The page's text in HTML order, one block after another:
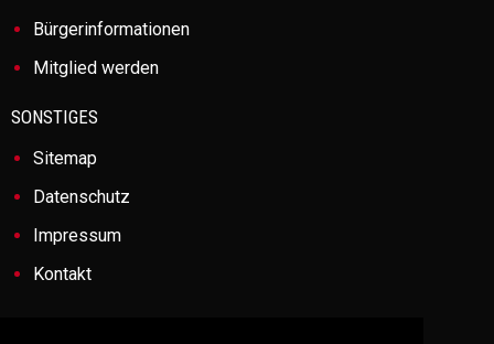
Bürgerinformationen
Mitglied werden
SONSTIGES
Sitemap
Datenschutz
Impressum
Kontakt